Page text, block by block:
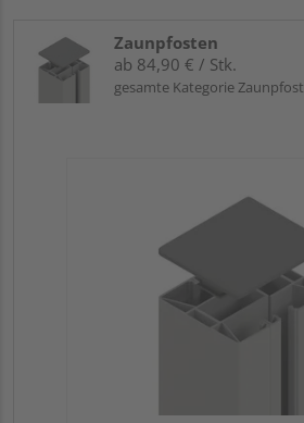
Zaunpfosten
ab 84,90 € / Stk.
gesamte Kategorie